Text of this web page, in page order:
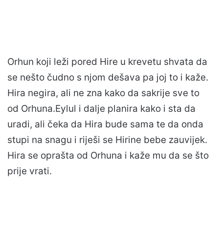
Orhun koji leži pored Hire u krevetu shvata da
se nešto čudno s njom dešava pa joj to i kaže.
Hira negira, ali ne zna kako da sakrije sve to
od Orhuna.Eylul i dalje planira kako i sta da
uradi, ali čeka da Hira bude sama te da onda
stupi na snagu i riješi se Hirine bebe zauvijek.
Hira se oprašta od Orhuna i kaže mu da se što
prije vrati.